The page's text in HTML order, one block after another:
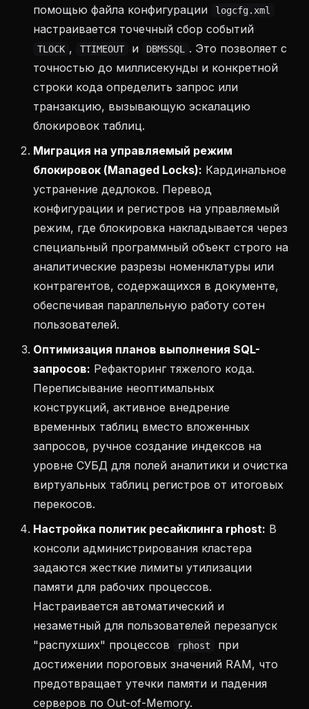
помощью файла конфигурации logcfg.xml
настраивается точечный сбор событий
TLOCK , TTIMEOUT и DBMSSQL
. Это позволяет с
точностью до миллисекунды и конкретной
строки кода определить запрос или
транзакцию, вызывающую эскалацию
блокировок таблиц.
Миграция на управляемый режим
блокировок (Managed Locks): Кардинальное
устранение дедлоков. Перевод
конфигурации и регистров на управляемый
режим, где блокировка накладывается через
специальный программный объект строго на
аналитические разрезы номенклатуры или
контрагентов, содержащихся в документе,
обеспечивая параллельную работу сотен
пользователей.
Оптимизация планов выполнения SQL-
запросов: Рефакторинг тяжелого кода.
Переписывание неоптимальных
конструкций, активное внедрение
временных таблиц вместо вложенных
запросов, ручное создание индексов на
уровне СУБД для полей аналитики и очистка
виртуальных таблиц регистров от итоговых
перекосов.
Настройка политик ресайклинга rphost: В
консоли администрирования кластера
задаются жесткие лимиты утилизации
памяти для рабочих процессов.
Настраивается автоматический и
незаметный для пользователей перезапуск
"распухших" процессов
rphost
при
достижении пороговых значений RAM, что
предотвращает утечки памяти и падения
серверов по Out-of-Memory.